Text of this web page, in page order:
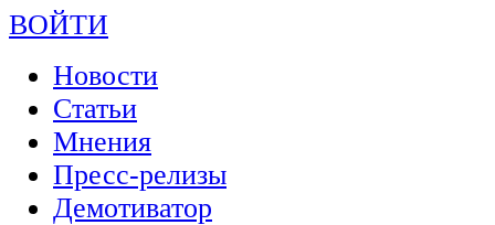
ВОЙТИ
Новости
Статьи
Мнения
Пресс-релизы
Демотиватор